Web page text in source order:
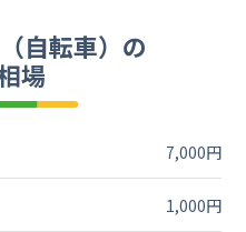
自転車）の
場
7,000円
1,000円